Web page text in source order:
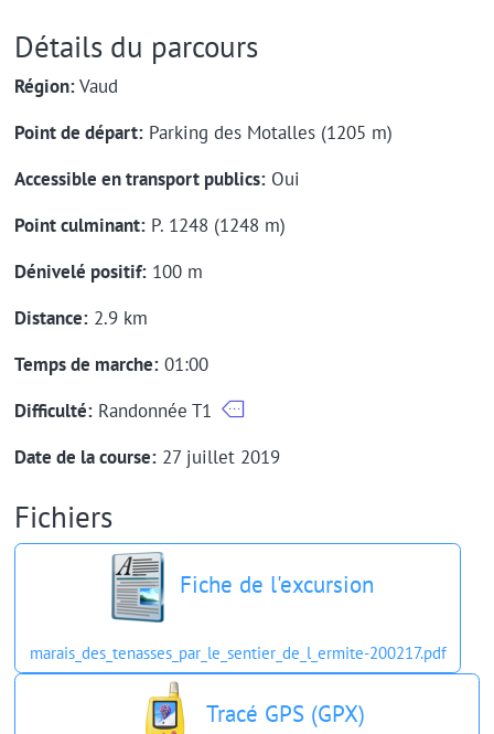
Détails du parcours
Région:Vaud
Point de départ:Parking des Motalles (1205 m)
Accessible en transport publics:Oui
Point culminant:P. 1248 (1248 m)
Dénivelé positif:100 m
Distance:2.9 km
Temps de marche:01:00
Difficulté:Randonnée T1
Date de la course:27 juillet 2019
Fichiers
Fiche de l'excursion
marais_des_tenasses_par_le_sentier_de_l_ermite-200217.pdf
Tracé GPS (GPX)